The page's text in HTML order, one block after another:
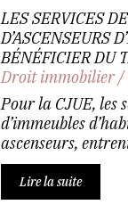
LES SERVICES
D’ASCENSEURS
BÉNÉFICIER DU
Droit immobilier/
Pour la CJUE, les
d’immeubles
ascenseurs,
Lire la suite